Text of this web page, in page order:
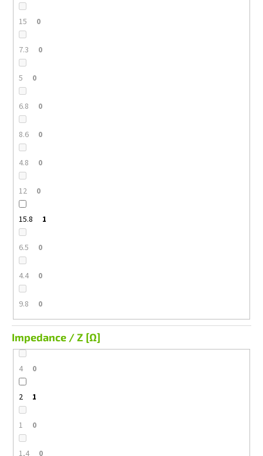
15 0
7.3 0
5 0
6.8 0
8.6 0
4.8 0
12 0
15.8 1
6.5 0
4.4 0
9.8 0
Impedance / Z [Ω]
4 0
2 1
1 0
1,4 0